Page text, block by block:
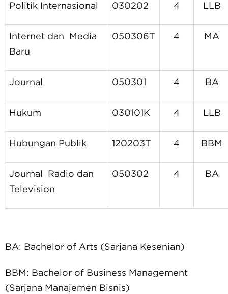
Politik Internasional 030202 4 LLB
Internet dan Media
Baru
050306T 4 MA
Journal 050301 4 BA
Hukum 030101K 4 LLB
Hubungan Publik 120203T 4 BBM
Journal Radio dan
Television
050302 4 BA
BA: Bachelor of Arts (Sarjana Kesenian)
BBM: Bachelor of Business Management
(Sarjana Manajemen Bisnis)